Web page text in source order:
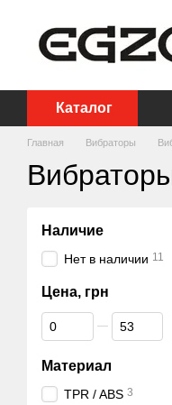
Каталог
Главная Вибраторы
Наличие
Нет в наличии 11
Цена, грн
От Цена, грн
До Цена, грн
Материал
TPR / ABS 3